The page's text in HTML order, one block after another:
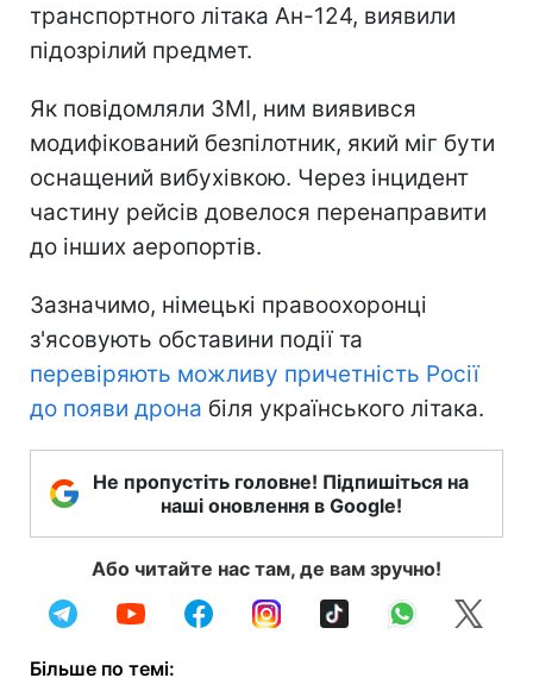
транспортного літака Ан-124, виявили
підозрілий предмет.
Як повідомляли ЗМІ, ним виявився
модифікований безпілотник, який міг бути
оснащений вибухівкою. Через інцидент
частину рейсів довелося перенаправити
до інших аеропортів.
Зазначимо, німецькі правоохоронці
з'ясовують обставини події та
перевіряють можливу причетність Росії
до появи дрона біля українського літака.
Не пропустіть головне! Підпишіться на
наші оновлення в Google!
Або читайте нас там, де вам зручно!
Більше по темі: